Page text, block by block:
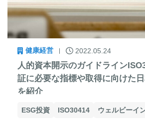
健康経営 2022.05.24
人的資本開示のガイドライン
証に必要な指標や取得に向けた
を紹介
ESG投資 ISO30414 ウェルビーイ